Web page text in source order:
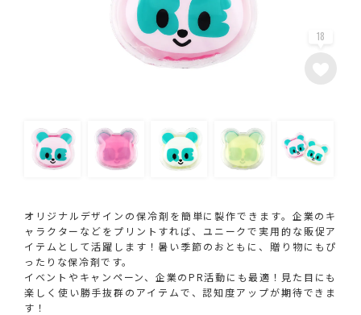
18
オリジナルデザインの保冷剤を簡単に製作できます。企業のキ
ャラクターなどをプリントすれば、ユニークで実用的な販促ア
イテムとして活躍します！暑い季節のおともに、贈り物にもぴ
ったりな保冷剤です。
イベントやキャンペーン、企業のPR活動にも最適！見た目にも
楽しく使い勝手抜群のアイテムで、認知度アップが期待できま
す！